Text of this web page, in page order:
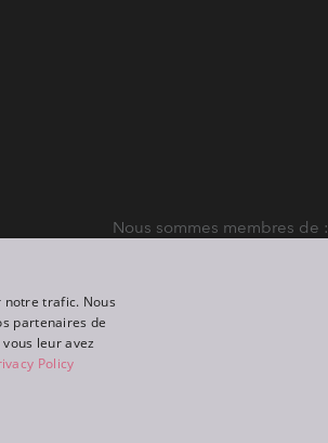
Nous sommes membres de :
notre trafic. Nous
partenaires de
leur avez
Policy